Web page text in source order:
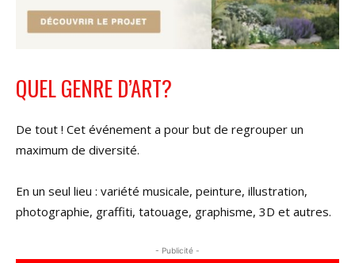
QUEL GENRE D’ART?
De tout ! Cet événement a pour but de regrouper un
maximum de diversité.
En un seul lieu : variété musicale, peinture, illustration,
photographie, graffiti, tatouage, graphisme, 3D et autres.
- Publicité -